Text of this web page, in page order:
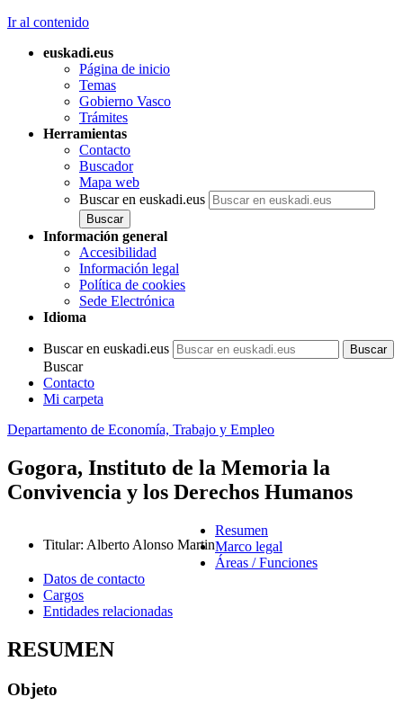
Ir al contenido
euskadi.eus
Página de inicio
Temas
Gobierno Vasco
Trámites
Herramientas
Contacto
Buscador
Mapa web
Buscar en euskadi.eus
Información general
Accesibilidad
Información legal
Política de cookies
Sede Electrónica
Idioma
Buscar en euskadi.eus
Buscar
Contacto
Mi carpeta
Departamento de Economía, Trabajo y Empleo
Gogora, Instituto de la Memoria la
Convivencia y los Derechos Humanos
Titular: Alberto Alonso Martin
Resumen
Marco legal
Áreas / Funciones
Datos de contacto
Cargos
Entidades relacionadas
RESUMEN
Objeto